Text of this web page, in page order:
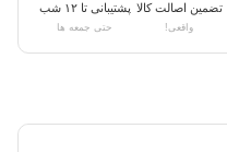
تضمین اصالت کالا
واقعی!
پشتیبانی تا ۱۲ شب
حتی جمعه ها